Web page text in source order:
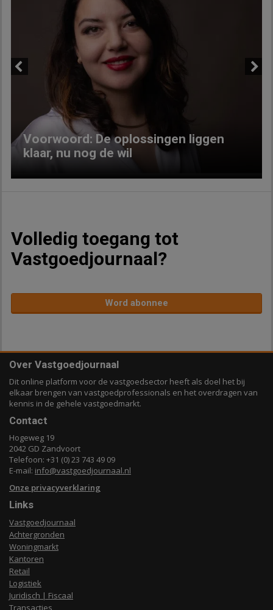
Voorwoord: De oplossingen liggen
klaar, nu nog de wil
Volledig toegang tot
Vastgoedjournaal?
Word abonnee
Over Vastgoedjournaal
Dit online platform voor de vastgoedsector heeft als doel het bij
elkaar brengen van vastgoedprofessionals en het overdragen van
kennis in de gehele vastgoedmarkt.
Contact
Hogeweg 19
2042 GD Zandvoort
Telefoon: +31 (0) 23 743 49 09
E-mail: info@vastgoedjournaal.nl
Onze privacyverklaring
Links
Vastgoedjournaal
Achtergronden
Woningmarkt
Kantoren
Retail
Logistiek
Juridisch | Fiscaal